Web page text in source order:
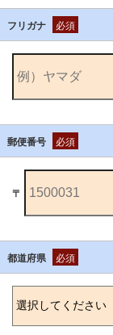
フリガナ 必須
郵便番号 必須
〒
都道府県 必須